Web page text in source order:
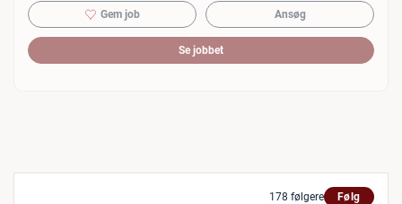
Gem job Ansøg
Se jobbet
178 følgere Følg